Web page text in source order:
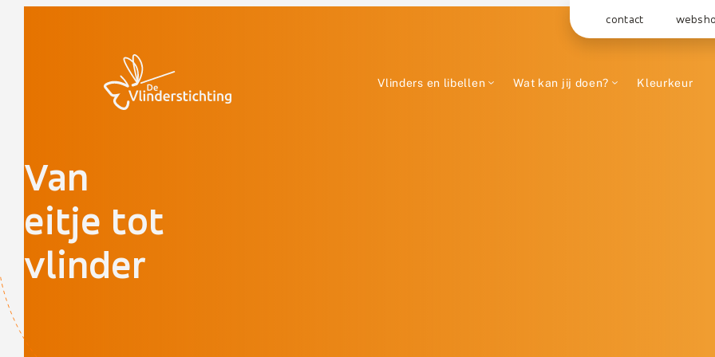
contact
Vlinders en libellen Wat kan jij doen? Kleurkeur
Van
eitje tot
vlinder